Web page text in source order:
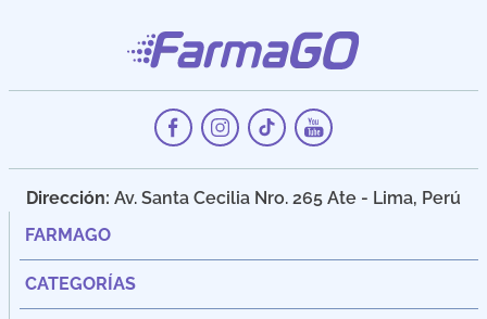
Dirección: Av. Santa Cecilia Nro. 265 Ate - Lima, Perú
FARMAGO
CATEGORÍAS